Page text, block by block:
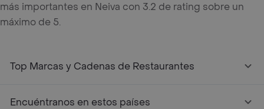
más importantes en Neiva con 3.2 de rating sobre un
máximo de 5.
Top Marcas y Cadenas de Restaurantes
Encuéntranos en estos países